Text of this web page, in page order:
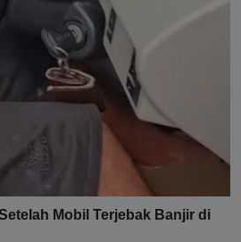
Mobil Terjebak Banjir di